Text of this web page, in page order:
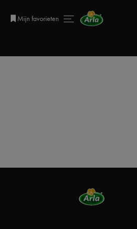
Mijn favorieten